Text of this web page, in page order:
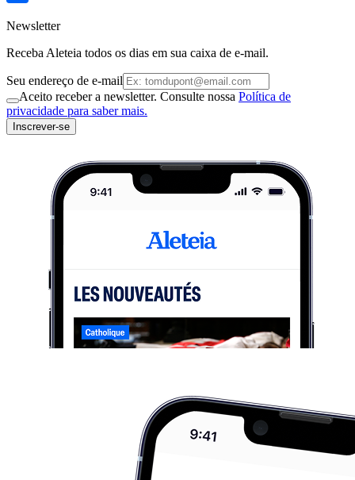
Newsletter
Receba Aleteia todos os dias em sua caixa de e-mail.
Seu endereço de e-mail
Aceito receber a newsletter. Consulte nossa Política de
privacidade para saber mais.
Inscrever-se